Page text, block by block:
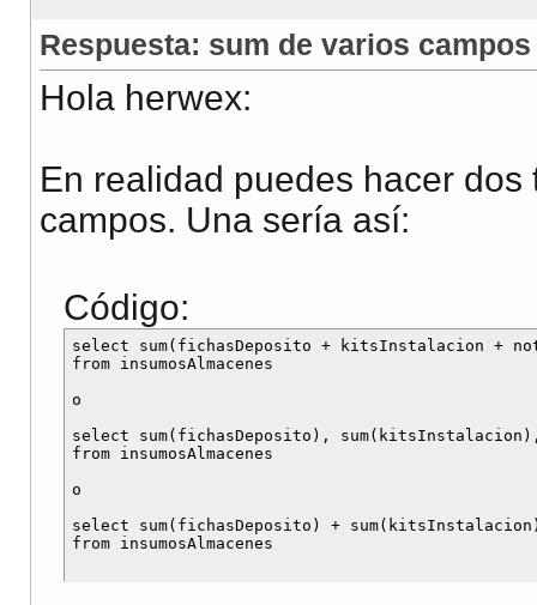
Respuesta: sum de varios
Hola herwex:
En realidad puedes hacer
campos. Una sería así:
Código:
select sum(fichasDeposito + kitsInstalacion +
from insumosAlmacenes
o
select sum(fichasDeposito),
from insumosAlmacenes
o
select sum(fichasDeposito) +